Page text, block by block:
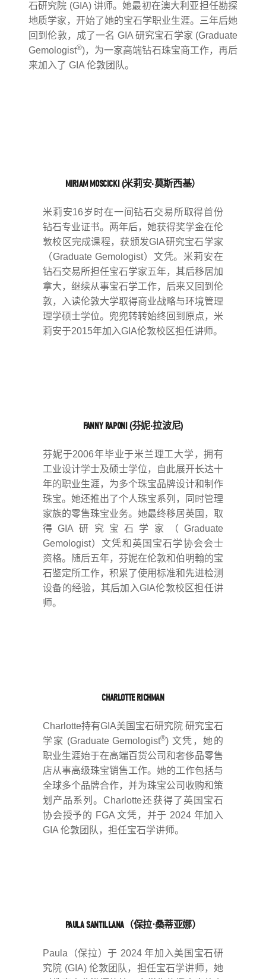
石研究院 (GIA) 讲师。她最初在澳大利亚担任勘探
地质学家，开始了她的宝石学职业生涯。三年后她
回到伦敦，成了一名 GIA 研究宝石学家 (Graduate
Gemologist®)，为一家高端钻石珠宝商工作，再后
来加入了 GIA 伦敦团队。
MIRIAM MOSCICKI (米莉安‧莫斯西基）
米莉安16岁时在一间钻石交易所取得首份
钻石专业证书。两年后，她获得奖学金在伦
敦校区完成课程，获颁发GIA研究宝石学家
（Graduate Gemologist）文凭。米莉安在
钻石交易所担任宝石学家五年，其后移居加
拿大，继续从事宝石学工作，后来又回到伦
敦，入读伦敦大学取得商业战略与环境管理
理学硕士学位。兜兜转转始终回到原点，米
莉安于2015年加入GIA伦敦校区担任讲师。
FANNY RAPONI (芬妮‧拉波尼)
芬妮于2006年毕业于米兰理工大学，拥有
工业设计学士及硕士学位，自此展开长达十
年的职业生涯，为多个珠宝品牌设计和制作
珠宝。她还推出了个人珠宝系列，同时管理
家族的零售珠宝业务。她最终移居英国，取
得GIA研究宝石学家（Graduate
Gemologist）文凭和英国宝石学协会会士
资格。随后五年，芬妮在伦敦和伯明翰的宝
石鉴定所工作，积累了使用标准和先进检测
设备的经验，其后加入GIA伦敦校区担任讲
师。
CHARLOTTE RICHMAN
Charlotte持有GIA美国宝石研究院 研究宝石
学家 (Graduate Gemologist®) 文凭，她的
职业生涯始于在高端百货公司和奢侈品零售
店从事高级珠宝销售工作。她的工作包括与
全球多个品牌合作，并为珠宝公司收购和策
划产品系列。Charlotte还获得了英国宝石
协会授予的 FGA 文凭，并于 2024 年加入
GIA 伦敦团队，担任宝石学讲师。
PAULA SANTILLANA（保拉·桑蒂亚娜）
Paula（保拉）于 2024 年加入美国宝石研
究院 (GIA) 伦敦团队，担任宝石学讲师，她